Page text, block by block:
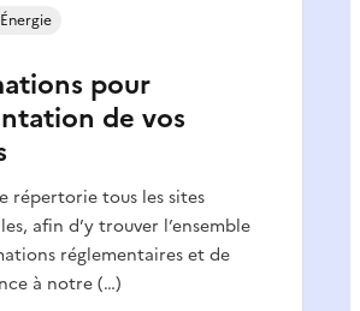
pour
de vos
répertorie tous les sites
afin d’y trouver l’ensemble
réglementaires et de
à notre (…)